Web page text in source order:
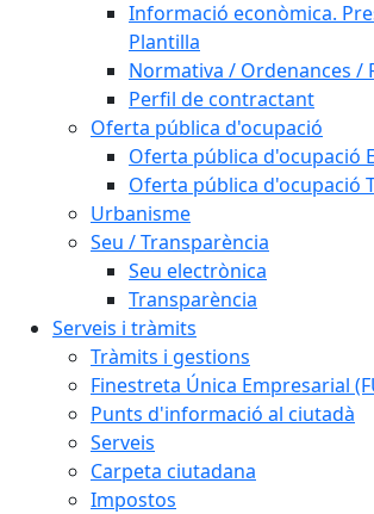
Informació econòmica.
Plantilla
Normativa / Ordenances /
Perfil de contractant
Oferta pública d'ocupació
Oferta pública d'ocupació
Oferta pública d'ocupació
Urbanisme
Seu / Transparència
Seu electrònica
Transparència
Serveis i tràmits
Tràmits i gestions
Finestreta Única Empresarial
Punts d'informació al ciutadà
Serveis
Carpeta ciutadana
Impostos